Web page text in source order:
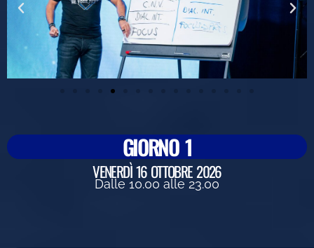
GIORNO 1
VENERDÌ 16 OTTOBRE 2026
Dalle 10.00 alle 23.00